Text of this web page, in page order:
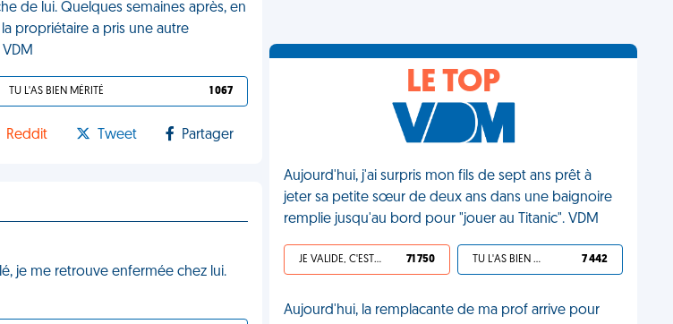
de lui. Quelques semaines après, en
propriétaire a pris une autre
TU L'AS BIEN MÉRITÉ 1 067
Reddit Tweet Partager
je me retrouve enfermée chez lui.
LE TOP
Aujourd'hui, j'ai surpris mon fils de sept ans prêt à
jeter sa petite sœur de deux ans dans une baignoire
remplie jusqu'au bord pour "jouer au Titanic". VDM
JE VALIDE, C'EST UNE VDM 71 750 TU L'AS BIEN MÉRITÉ 7 442
Aujourd'hui, la remplacante de ma prof arrive pour